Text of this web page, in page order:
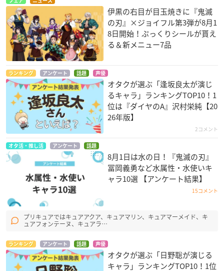
伊黒の右目が目玉焼きに『鬼滅
の刃』×ジョイフル第3弾が8月1
8日開始！ぷっくりシールが貰え
る＆新メニュー7品
ランキング アンケート 話題 声優
オタクが選ぶ「逢坂良太が演じ
るキャラ」ランキングTOP10！1
位は『ダイヤのA』沢村栄純【20
26年版】
2コメント
オタ活・推し活 アンケート 話題
8月1日は水の日！『鬼滅の刃』
冨岡義勇など水属性・水使いキ
ャラ10選 【アンケート結果】
15コメント
プリキュアではキュアアクア、キュアマリン、キュアマーメイド、キ
ュアフォンテーヌ、キュアラ…
ランキング アンケート 話題 声優
オタクが選ぶ「日野聡が演じる
キャラ」ランキングTOP10！1位